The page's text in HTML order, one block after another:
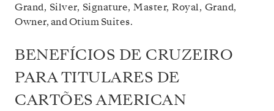
Grand, Silver, Signature, Master, Royal, Grand,
Owner, and Otium Suites.
BENEFÍCIOS DE CRUZEIRO
PARA TITULARES DE
CARTÕES AMERICAN